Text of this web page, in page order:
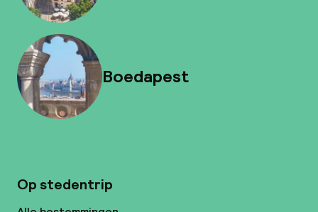
Boedapest
Op stedentrip